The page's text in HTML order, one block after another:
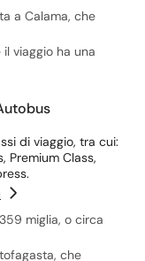
a Calama, che
viaggio ha una
di viaggio, tra cui:
Premium Class,
miglia, o circa
che